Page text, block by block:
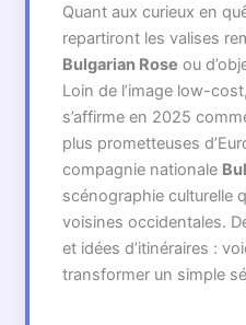
Quant aux curieux en
repartiront les valises
Bulgarian Rose ou
Loin de l’image low-
s’affirme en 2025
plus prometteuses
compagnie nationale
scénographie culturelle
voisines occidentales.
et idées d’itinéraires :
transformer un simple